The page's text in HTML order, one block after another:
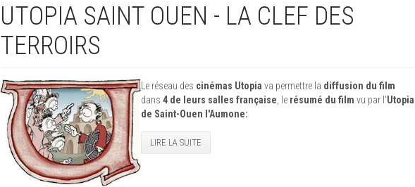
UTOPIA SAINT OUEN - LA CLEF DES
TERROIRS
Le réseau des cinémas Utopia va permettre la diffusion du film
dans 4 de leurs salles française , le résumé du film vu par l'Utopia
de Saint-Ouen l'Aumone:
LIRE LA SUITE